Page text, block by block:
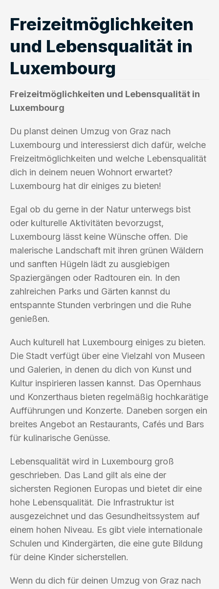
Freizeitmöglichkeiten
und Lebensqualität in
Luxembourg
Freizeitmöglichkeiten und Lebensqualität in
Luxembourg
Du planst deinen Umzug von Graz nach
Luxembourg und interessierst dich dafür, welche
Freizeitmöglichkeiten und welche Lebensqualität
dich in deinem neuen Wohnort erwartet?
Luxembourg hat dir einiges zu bieten!
Egal ob du gerne in der Natur unterwegs bist
oder kulturelle Aktivitäten bevorzugst,
Luxembourg lässt keine Wünsche offen. Die
malerische Landschaft mit ihren grünen Wäldern
und sanften Hügeln lädt zu ausgiebigen
Spaziergängen oder Radtouren ein. In den
zahlreichen Parks und Gärten kannst du
entspannte Stunden verbringen und die Ruhe
genießen.
Auch kulturell hat Luxembourg einiges zu bieten.
Die Stadt verfügt über eine Vielzahl von Museen
und Galerien, in denen du dich von Kunst und
Kultur inspirieren lassen kannst. Das Opernhaus
und Konzerthaus bieten regelmäßig hochkarätige
Aufführungen und Konzerte. Daneben sorgen ein
breites Angebot an Restaurants, Cafés und Bars
für kulinarische Genüsse.
Lebensqualität wird in Luxembourg groß
geschrieben. Das Land gilt als eine der
sichersten Regionen Europas und bietet dir eine
hohe Lebensqualität. Die Infrastruktur ist
ausgezeichnet und das Gesundheitssystem auf
einem hohen Niveau. Es gibt viele internationale
Schulen und Kindergärten, die eine gute Bildung
für deine Kinder sicherstellen.
Wenn du dich für deinen Umzug von Graz nach